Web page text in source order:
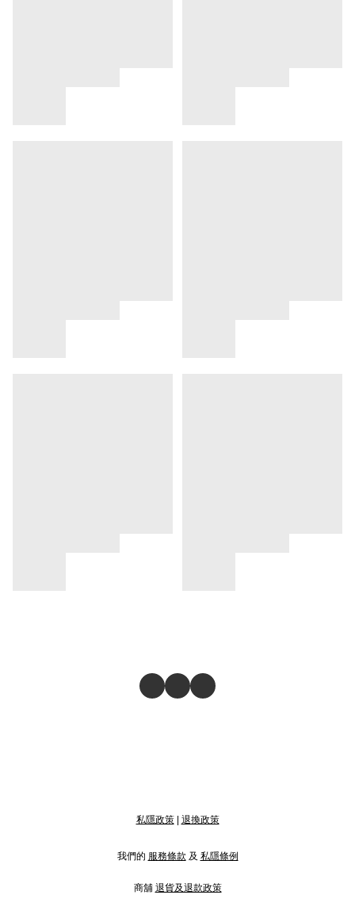
私隱政策| 退換政策
我們的 服務條款 及 私隱條例
商舖 退貨及退款政策